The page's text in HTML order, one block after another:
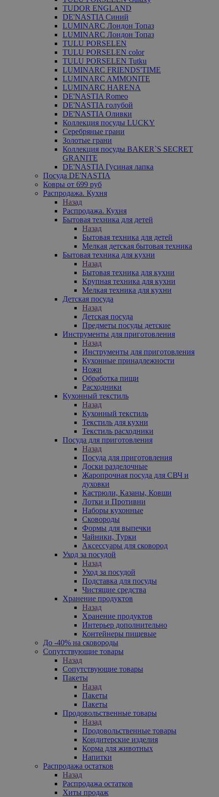
TUDOR ENGLAND
DE'NASTIA Синий
LUMINARC Лондон Топаз
LUMINARC Лондон Топаз
TULU PORSELEN
TULU PORSELEN color
TULU PORSELEN Tutku
LUMINARC FRIENDS'TIME
LUMINARC AMMONITE
LUMINARC HARENA
DE'NASTIA Romeo
DE'NASTIA голубой
DE'NASTIA Оливки
Коллекция посуды LUCKY
Серебряные грани
Золотые грани
Коллекция посуды BAKER`S SECRET
GRANITE
DE'NASTIA Гусиная лапка
Посуда DE'NASTIA
Ковры от 699 руб
Распродажа. Кухня
Назад
Распродажа. Кухня
Бытовая техника для детей
Назад
Бытовая техника для детей
Мелкая детская бытовая техника
Бытовая техника для кухни
Назад
Бытовая техника для кухни
Крупная техника для кухни
Мелкая техника для кухни
Детская посуда
Назад
Детская посуда
Предметы посуды детские
Инструменты для приготовления
Назад
Инструменты для приготовления
Кухонные принадлежности
Ножи
Обработка пищи
Расходники
Кухонный текстиль
Назад
Кухонный текстиль
Текстиль для кухни
Текстиль расходники
Посуда для приготовления
Назад
Посуда для приготовления
Доски разделочные
Жаропрочная посуда для СВЧ и
духовки
Кастрюли, Казаны, Ковши
Лотки и Противни
Наборы кухонные
Сковороды
Формы для выпечки
Чайники, Турки
Аксессуары для сковород
Уход за посудой
Назад
Уход за посудой
Подставка для посуды
Чистящие средства
Хранение продуктов
Назад
Хранение продуктов
Интерьер дополнительно
Контейнеры пищевые
До -40% на сковороды
Сопутствующие товары
Назад
Сопутствующие товары
Пакеты
Назад
Пакеты
Пакеты
Продовольственные товары
Назад
Продовольственные товары
Кондитерские изделия
Корма для животных
Напитки
Распродажа остатков
Назад
Распродажа остатков
Хиты продаж